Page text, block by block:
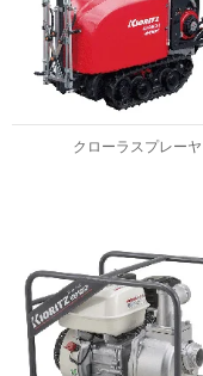
クローラスプレーヤ